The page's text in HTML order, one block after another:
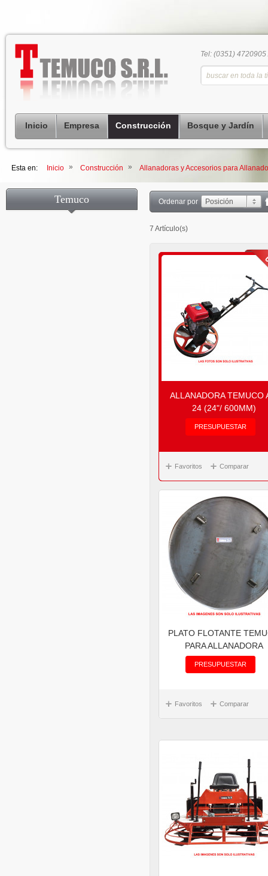
Tel: (0351)
Inicio Empresa Construcción Bosque y Jardín
Esta en: Inicio » Construcción » Allanadoras y Accesorios para
Ordenar por Posición
7 Artículo(s)
ALLANADORA TEMUCO
24 (24"/ 600MM)
PRESUPUESTAR
Favoritos Comparar
PLATO FLOTANTE
PARA ALLANADORA
PRESUPUESTAR
Favoritos Comparar
Temuco